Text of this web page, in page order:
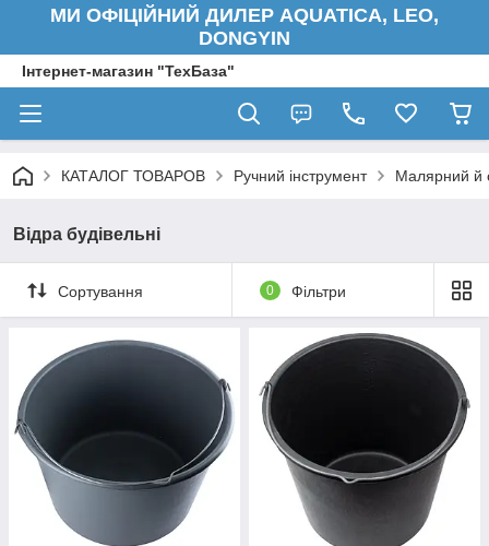
МИ ОФІЦІЙНИЙ ДИЛЕР AQUATICA, LEO,
DONGYIN
Інтернет-магазин "ТехБаза"
КАТАЛОГ ТОВАРОВ Ручний інструмент Малярний й
Відра будівельні
Сортування 0 Фільтри